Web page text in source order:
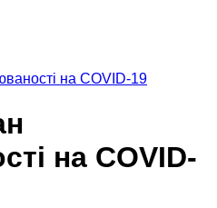
на COVID-19
на COVID-